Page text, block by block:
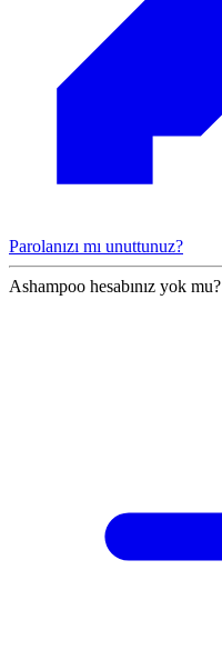
Parolanızı mı unuttunuz?
Ashampoo hesabınız yok mu?